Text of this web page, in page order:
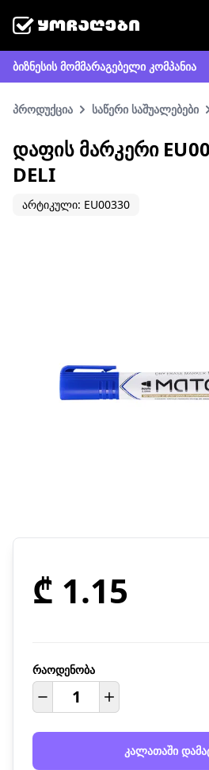
ბიზნესის მომმარაგებელი კომპანია
პროდუქცია საწერი საშუალებები
ᲓᲐᲤᲘᲡ ᲛᲐᲠᲙᲔᲠᲘ
DELI
არტიკული: EU00330
₾ 1.15
რაოდენობა
კალათაში